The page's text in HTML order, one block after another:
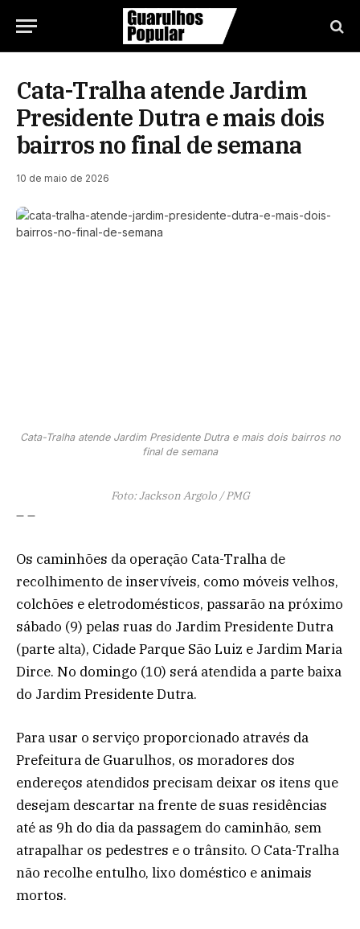
Cata-Tralha atende Jardim
Presidente Dutra e mais dois
bairros no final de semana
10 de maio de 2026
Cata-Tralha atende Jardim Presidente Dutra e mais dois bairros no
final de semana
Foto: Jackson Argolo / PMG
– –
Os caminhões da operação Cata-Tralha de
recolhimento de inservíveis, como móveis velhos,
colchões e eletrodomésticos, passarão na próximo
sábado (9) pelas ruas do Jardim Presidente Dutra
(parte alta), Cidade Parque São Luiz e Jardim Maria
Dirce. No domingo (10) será atendida a parte baixa
do Jardim Presidente Dutra.
Para usar o serviço proporcionado através da
Prefeitura de Guarulhos, os moradores dos
endereços atendidos precisam deixar os itens que
desejam descartar na frente de suas residências
até as 9h do dia da passagem do caminhão, sem
atrapalhar os pedestres e o trânsito. O Cata-Tralha
não recolhe entulho, lixo doméstico e animais
mortos.